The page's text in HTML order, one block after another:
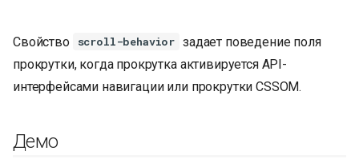
а
л
Свойство scroll-behavior задает поведение поля
прокрутки, когда прокрутка активируется API-
интерфейсами навигации или прокрутки CSSOM.
Демо